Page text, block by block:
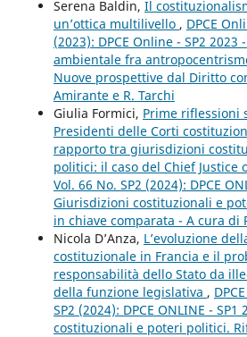
Serena Baldin, Il
un’ottica multilivello , DPCE
(2023): DPCE Online - SP2
ambientale fra
Nuove prospettive dal Diritto
Amirante e R. Tarchi
Giulia Formici, Prime riflessioni
Presidenti delle Corti
rapporto tra giurisdizioni
politici: il caso del Chief Justice
Vol. 66 No. SP2 (2024): DPCE
Giurisdizioni costituzionali e
in chiave comparata - A cura di
Nicola D’Anza, L’evoluzione
costituzionale in Francia e il
responsabilità dello Stato da
della funzione legislativa ,
SP2 (2024): DPCE ONLINE -
costituzionali e poteri politici.